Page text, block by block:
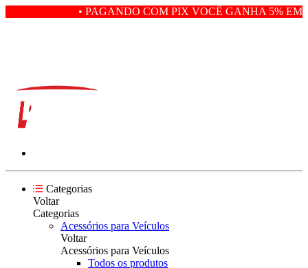
• PAGANDO COM PIX VOCÊ GANHA 5% EM
Categorias
Voltar
Categorias
Acessórios para Veículos
Voltar
Acessórios para Veículos
Todos os produtos